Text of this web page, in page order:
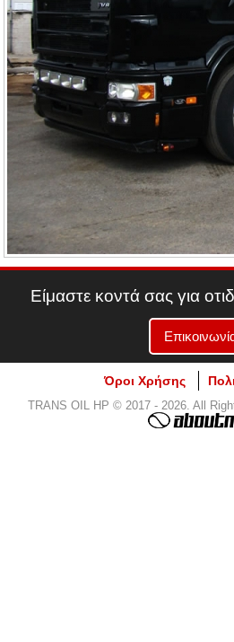
Είμαστε κοντά σας για
Όροι Χρήσης
TRANS OIL HP © 2017 - 2026. All